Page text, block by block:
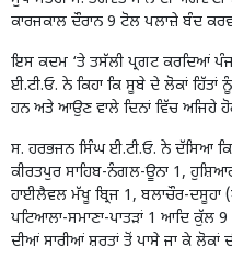
ਕਾਰਜਕਾਲ ਦੌਰਾਨ 9 ਟੋਲ ਪਲਾਜ਼ੇ ਬੰਦ
ਇਸ ਕਦਮ ‘ਤੇ ਤਸੱਲੀ ਪ੍ਰਗਟ ਕਰਦਿਆਂ
ਈ.ਟੀ.ਓ. ਨੇ ਕਿਹਾ ਕਿ ਸੂਬੇ ਦੇ ਲੋਕਾਂ
ਹਨ ਅਤੇ ਆਉਣ ਵਾਲੇ ਦਿਨਾਂ ਵਿੱਚ ਅਜਿਹੇ
ਸ. ਹਰਭਜਨ ਸਿੰਘ ਈ.ਟੀ.ਓ. ਨੇ ਦੱਸਿਆ
ਕੀਰਤਪੁਰ ਸਾਹਿਬ-ਨੰਗਲ-ਊਨਾ 1,
ਹਾਈਲੈਵਲ ਮੱਖੂ ਬ੍ਰਿਜ 1, ਬਲਾਚੌਰ-
ਪਟਿਆਲਾ-ਸਮਾਣਾ-ਪਾਤੜਾਂ 1 ਆਦਿ
ਦੀਆਂ ਸਾਰੀਆਂ ਸ਼ਰਤਾਂ ਤੋਂ ਪਾਸੇ ਜਾ ਕੇ ਲੋਕਾਂ